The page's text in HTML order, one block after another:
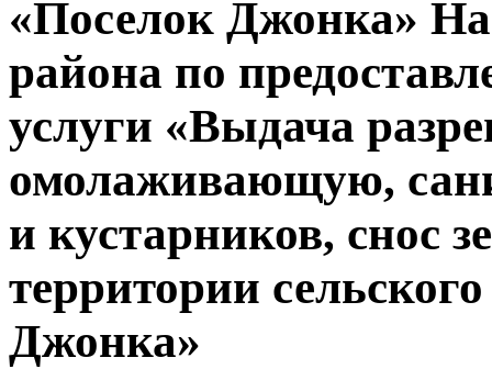
«Поселок Джонка»
района по
услуги «Выдача
омолаживающую,
и кустарников, снос
территории
Джонка»